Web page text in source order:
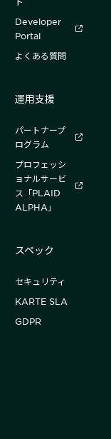
Developer
Portal
よくある質問
運用支援
パートナープ
ログラム
プロフェッシ
ョナルサービ
ス「PLAID
ALPHA」
スペック
セキュリティ
KARTE SLA
GDPR